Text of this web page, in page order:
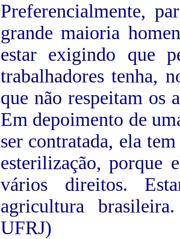
Preferencialmente,
grande maioria
estar exigindo que
trabalhadores tenha,
que não respeitam os
Em depoimento de
ser contratada, ela
esterilização, porque
vários direitos.
agricultura
UFRJ)